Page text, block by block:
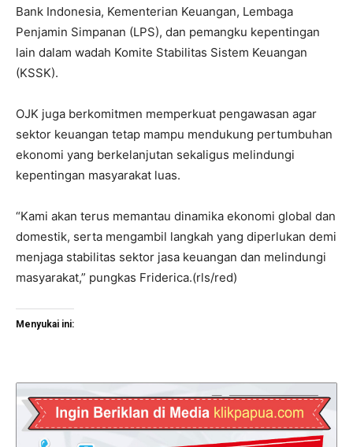
Bank Indonesia, Kementerian Keuangan, Lembaga
Penjamin Simpanan (LPS), dan pemangku kepentingan
lain dalam wadah Komite Stabilitas Sistem Keuangan
(KSSK).
OJK juga berkomitmen memperkuat pengawasan agar
sektor keuangan tetap mampu mendukung pertumbuhan
ekonomi yang berkelanjutan sekaligus melindungi
kepentingan masyarakat luas.
“Kami akan terus memantau dinamika ekonomi global dan
domestik, serta mengambil langkah yang diperlukan demi
menjaga stabilitas sektor jasa keuangan dan melindungi
masyarakat,” pungkas Friderica.(rls/red)
Menyukai ini: